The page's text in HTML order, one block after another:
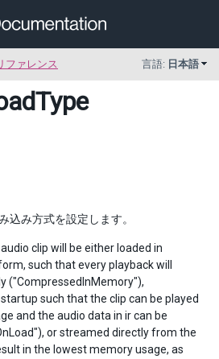
ファレンス 言語: 日本語
込み方式を設定します。
clip will be either loaded in
such that every playback will
("CompressedInMemory"),
such that the clip can be played
and the audio data in ir can be
or streamed directly from the
in the lowest memory usage, as